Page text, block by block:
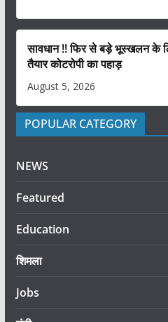
सावधान !! फिर से बड़े भूस्खलन के
तैयार कोटरोपी का पहाड़
August 5, 2026
POPULAR CATEGORY
NEWS
Featured
Education
शिमला
Jobs